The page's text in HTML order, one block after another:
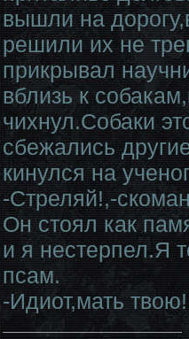
вышли на
решили их не
прикрывал
вблизь к
чихнул.Собаки
сбежались
кинулся на
-Стреляй!,-
Он стоял как
и я нестерпел.Я
псам.
-Идиот,мать